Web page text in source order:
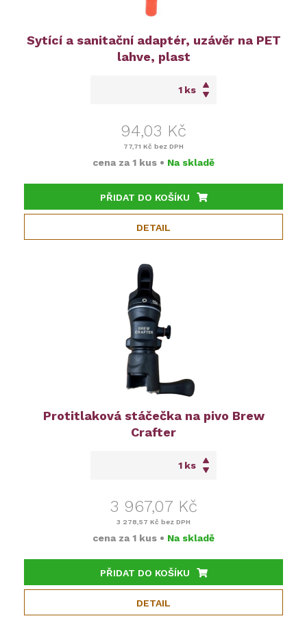
Sytící a sanitační adaptér, uzávěr na PET
lahve, plast
ks
94,03 Kč
77,71 Kč bez DPH
cena za 1 kus • Na skladě
PŘIDAT DO KOŠÍKU
DETAIL
Protitlaková stáčečka na pivo Brew
Crafter
ks
3 967,07 Kč
3 278,57 Kč bez DPH
cena za 1 kus • Na skladě
PŘIDAT DO KOŠÍKU
DETAIL